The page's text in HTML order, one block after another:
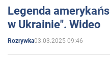
Legenda
w Ukrainie". Wideo
Rozrywka03.03.2025 09:46